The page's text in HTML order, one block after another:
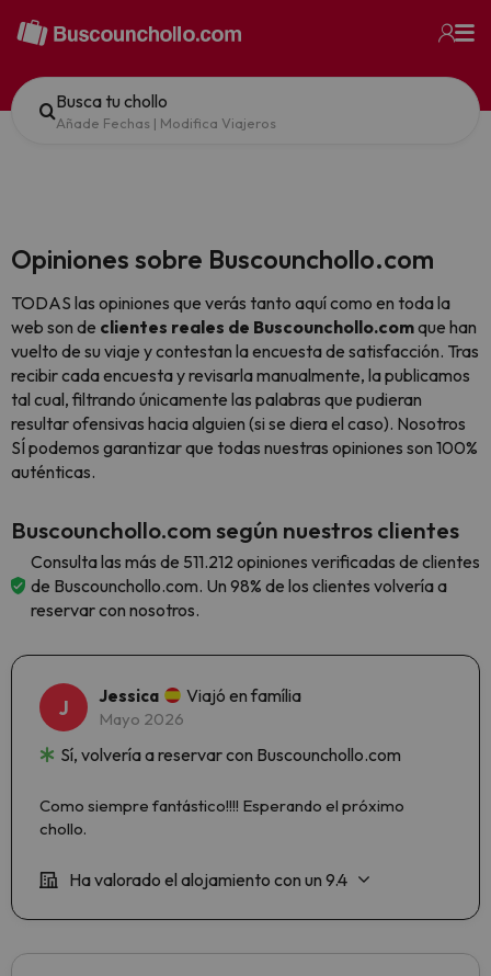
Busca tu chollo
Añade Fechas | Modifica Viajeros
Opiniones sobre Buscounchollo.com
TODAS las opiniones que verás tanto aquí como en toda la
web son de clientes reales de Buscounchollo.comque han
vuelto de su viaje y contestan la encuesta de satisfacción. Tras
recibir cada encuesta y revisarla manualmente, la publicamos
tal cual, filtrando únicamente las palabras que pudieran
resultar ofensivas hacia alguien (si se diera el caso). Nosotros
SÍ podemos garantizar que todas nuestras opiniones son 100%
auténticas.
Buscounchollo.com según nuestros clientes
Consulta las más de 511.212 opiniones verificadas de clientes
de Buscounchollo.com. Un 98% de los clientes volvería a
reservar con nosotros.